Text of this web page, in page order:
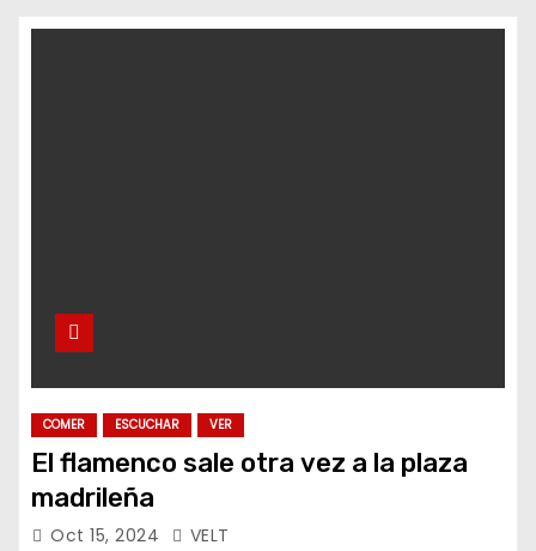
COMER ESCUCHAR VER
El flamenco sale otra vez a la plaza
madrileña
Oct 15, 2024 VELT